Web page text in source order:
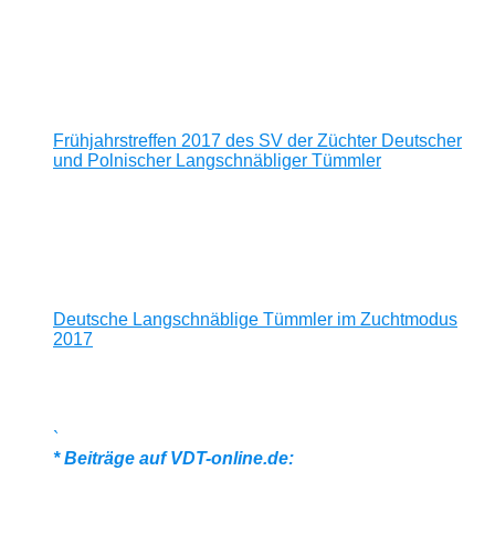
Frühjahrstreffen 2017 des SV der Züchter Deutscher
und Polnischer Langschnäbliger Tümmler
Deutsche Langschnäblige Tümmler im Zuchtmodus
2017
`
* Beiträge auf VDT-online.de: